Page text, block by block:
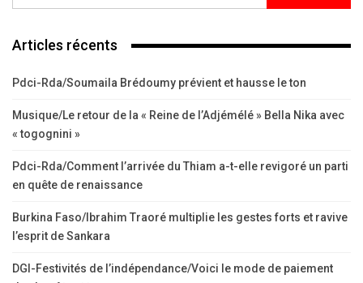
Articles récents
Pdci-Rda/Soumaila Brédoumy prévient et hausse le ton
Musique/Le retour de la « Reine de l’Adjémélé » Bella Nika avec
« togognini »
Pdci-Rda/Comment l’arrivée du Thiam a-t-elle revigoré un parti
en quête de renaissance
Burkina Faso/Ibrahim Traoré multiplie les gestes forts et ravive
l’esprit de Sankara
DGI-Festivités de l’indépendance/Voici le mode de paiement